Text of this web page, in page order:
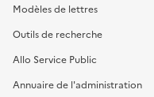
Modèles de lettres
Outils de recherche
Allo Service Public
Annuaire de l'administration